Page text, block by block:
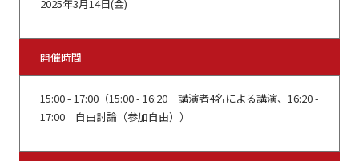
2025年3月14日(金)
開催時間
15:00 - 17:00（15:00 - 16:20 講演者4名による講演、16:20 -
17:00 自由討論（参加自由））